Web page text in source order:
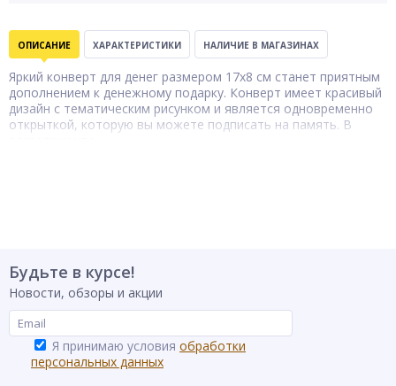
ОПИСАНИЕ ХАРАКТЕРИСТИКИ НАЛИЧИЕ В МАГАЗИНАХ
Яркий конверт для денег размером 17х8 см станет приятным
дополнением к денежному подарку. Конверт имеет красивый
дизайн с тематическим рисунком и является одновременно
открыткой, которую вы можете подписать на память. В
Будьте в курсе!
Новости, обзоры и акции
Я принимаю условия обработки
персональных данных